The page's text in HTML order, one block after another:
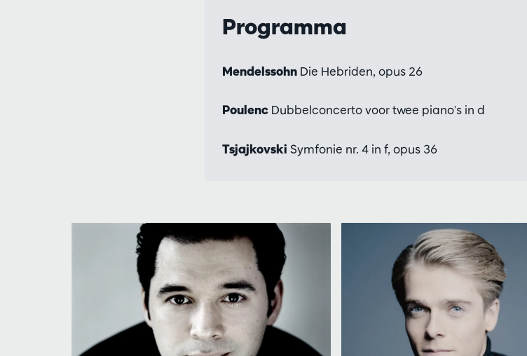
Programma
Mendelssohn Die Hebriden, opus 26
Poulenc Dubbelconcerto voor twee piano's in d
Tsjajkovski Symfonie nr. 4 in f, opus 36